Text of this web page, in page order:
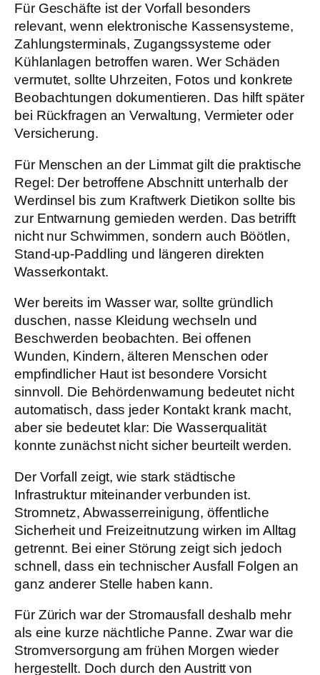
Für Geschäfte ist der Vorfall besonders
relevant, wenn elektronische Kassensysteme,
Zahlungsterminals, Zugangssysteme oder
Kühlanlagen betroffen waren. Wer Schäden
vermutet, sollte Uhrzeiten, Fotos und konkrete
Beobachtungen dokumentieren. Das hilft später
bei Rückfragen an Verwaltung, Vermieter oder
Versicherung.
Für Menschen an der Limmat gilt die praktische
Regel: Der betroffene Abschnitt unterhalb der
Werdinsel bis zum Kraftwerk Dietikon sollte bis
zur Entwarnung gemieden werden. Das betrifft
nicht nur Schwimmen, sondern auch Böötlen,
Stand-up-Paddling und längeren direkten
Wasserkontakt.
Wer bereits im Wasser war, sollte gründlich
duschen, nasse Kleidung wechseln und
Beschwerden beobachten. Bei offenen
Wunden, Kindern, älteren Menschen oder
empfindlicher Haut ist besondere Vorsicht
sinnvoll. Die Behördenwarnung bedeutet nicht
automatisch, dass jeder Kontakt krank macht,
aber sie bedeutet klar: Die Wasserqualität
konnte zunächst nicht sicher beurteilt werden.
Der Vorfall zeigt, wie stark städtische
Infrastruktur miteinander verbunden ist.
Stromnetz, Abwasserreinigung, öffentliche
Sicherheit und Freizeitnutzung wirken im Alltag
getrennt. Bei einer Störung zeigt sich jedoch
schnell, dass ein technischer Ausfall Folgen an
ganz anderer Stelle haben kann.
Für Zürich war der Stromausfall deshalb mehr
als eine kurze nächtliche Panne. Zwar war die
Stromversorgung am frühen Morgen wieder
hergestellt. Doch durch den Austritt von